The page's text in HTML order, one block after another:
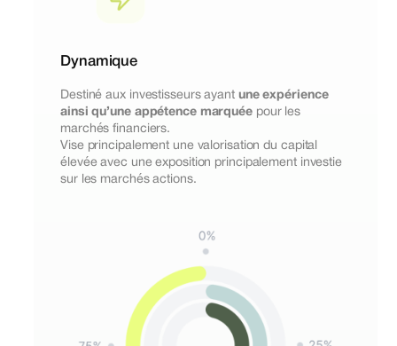
Dynamique
Destiné aux investisseurs ayant une expérience
ainsi qu’une appétence marquée pour les
marchés financiers.
Vise principalement une valorisation du capital
élevée avec une exposition principalement investie
sur les marchés actions.